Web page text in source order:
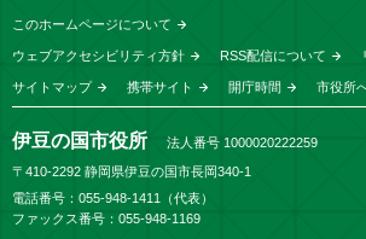
このホームページについて
ウェブアクセシビリティ方針 RSS配信について
サイトマップ 携帯サイト 開庁時間 市役所
伊豆の国市役所
法人番号 1000020222259
〒410-2292 静岡県伊豆の国市長岡340-1
電話番号：055-948-1411（代表）
ファックス番号：055-948-1169